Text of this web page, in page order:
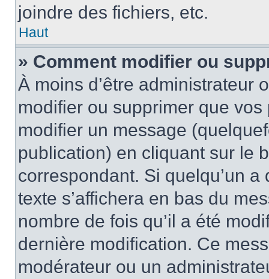
joindre des fichiers, etc.
Haut
» Comment modifier ou
À moins d’être administrateur
modifier ou supprimer que
modifier un message
publication) en cliquant sur le
correspondant. Si quelqu’un
texte s’affichera en bas du
nombre de fois qu’il a été
dernière modification. Ce
modérateur ou un